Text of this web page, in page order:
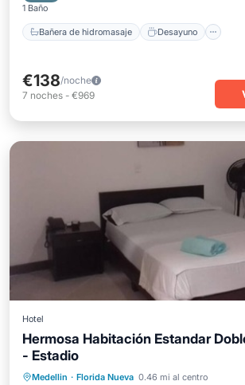
1 Baño
Bañera de hidromasaje Desayuno
€138/noche
7 noches - €969
Hotel
Hermosa Habitación Estandar
- Estadio
Medellin · Florida Nueva 0.46 mi al centro
Internet
Apto para niños